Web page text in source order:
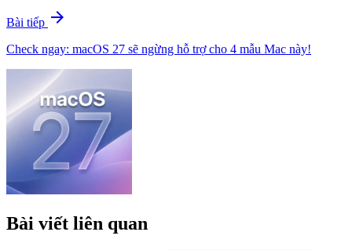
Bài tiếp arrow_forward
Check ngay: macOS 27 sẽ ngừng hỗ trợ cho 4 mẫu Mac này!
Bài viết liên quan